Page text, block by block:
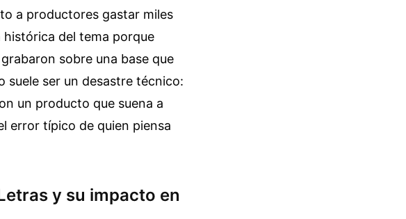
a productores gastar miles
histórica del tema porque
sobre una base que
suele ser un desastre técnico:
un producto que suena a
error típico de quien piensa
y su impacto en